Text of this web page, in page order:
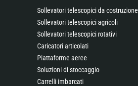
Sollevatori telescopici da costruzione
Sollevatori telescopici agricoli
Sollevatori telescopici rotativi
Caricatori articolati
Piattaforme aeree
Soluzioni di stoccaggio
Carrelli imbarcati